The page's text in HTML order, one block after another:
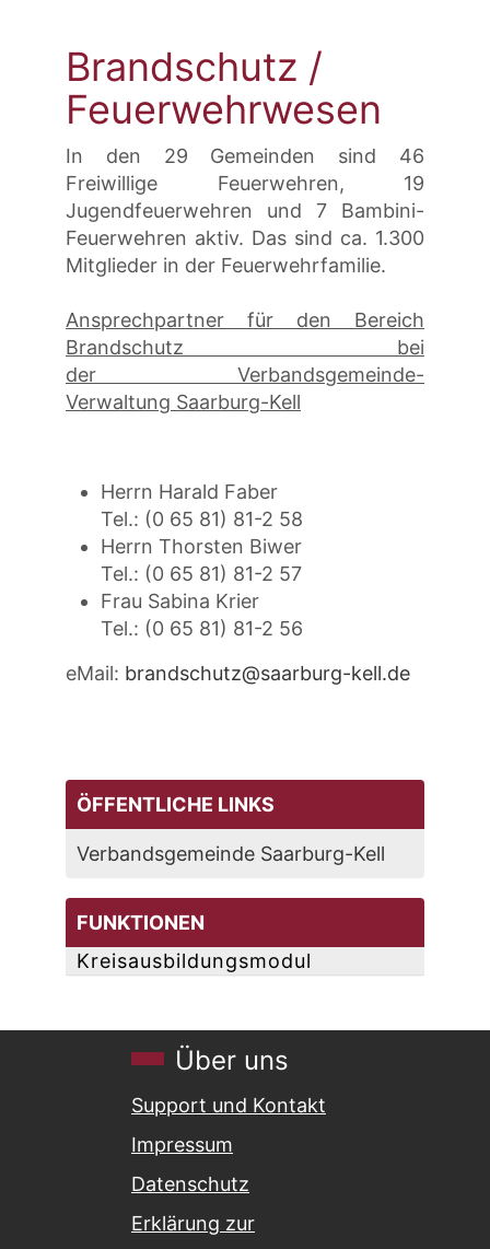
Brandschutz /
Feuerwehrwesen
In den 29 Gemeinden sind 46
Freiwillige Feuerwehren, 19
Jugendfeuerwehren und 7 Bambini-
Feuerwehren aktiv. Das sind ca. 1.300
Mitglieder in der Feuerwehrfamilie.
Ansprechpartner für den Bereich
Brandschutz bei
der Verbandsgemeinde-
Verwaltung Saarburg-Kell
Herrn Harald Faber
Tel.: (0 65 81) 81-2 58
Herrn Thorsten Biwer
Tel.: (0 65 81) 81-2 57
Frau Sabina Krier
Tel.: (0 65 81) 81-2 56
eMail: brandschutz@saarburg-kell.de
ÖFFENTLICHE LINKS
Verbandsgemeinde Saarburg-Kell
FUNKTIONEN
Kreisausbildungsmodul
Über uns
Support und Kontakt
Impressum
Datenschutz
Erklärung zur